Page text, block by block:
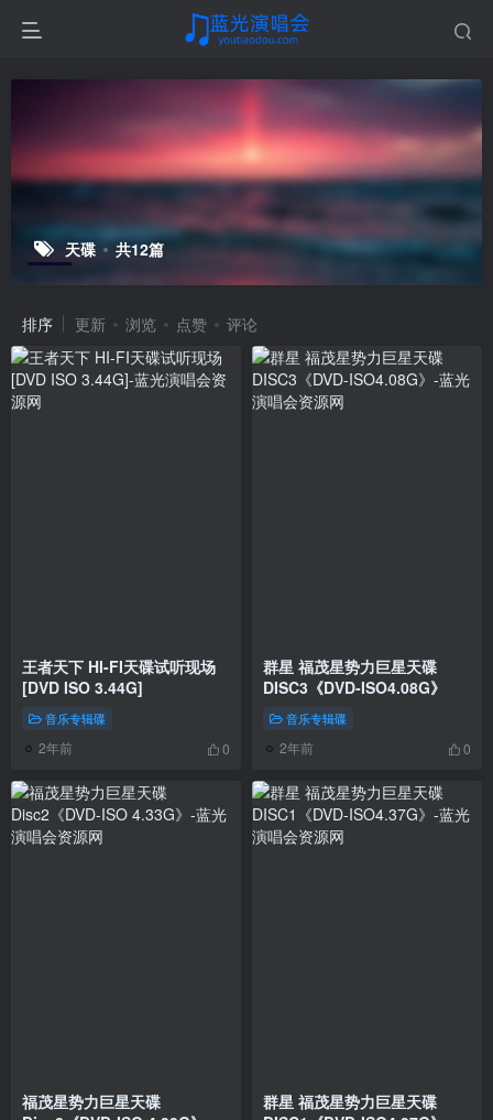
天碟 共12篇
排序 更新 浏览 点赞 评论
王者天下 HI-FI天碟试听现场
[DVD ISO 3.44G]
音乐专辑碟
2年前 0
群星 福茂星势力巨星天碟
DISC3《DVD-ISO4.08G》
音乐专辑碟
2年前 0
福茂星势力巨星天碟
群星 福茂星势力巨星天碟